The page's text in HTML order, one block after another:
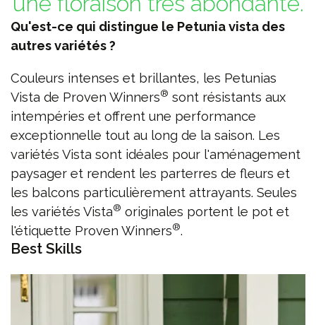
Qu'est-ce qui distingue le Petunia vista des
autres variétés ?
Couleurs intenses et brillantes, les Petunias
Vista de Proven Winners® sont résistants aux
intempéries et offrent une performance
exceptionnelle tout au long de la saison. Les
variétés Vista sont idéales pour l'aménagement
paysager et rendent les parterres de fleurs et
les balcons particulièrement attrayants. Seules
les variétés Vista® originales portent le pot et
l'étiquette Proven Winners®.
Best Skills